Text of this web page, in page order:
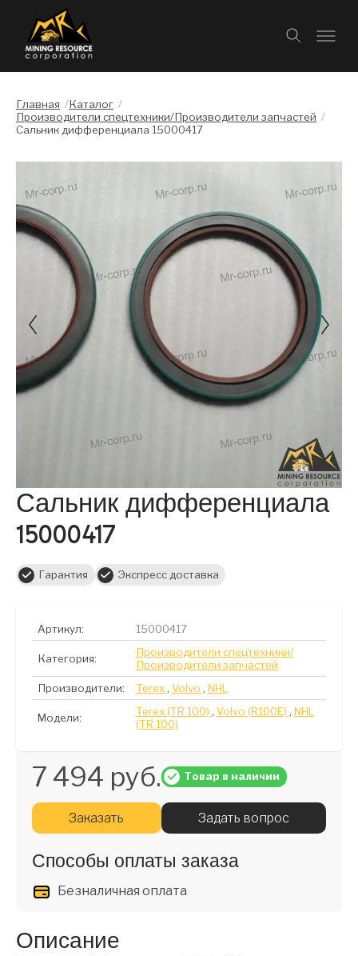
Главная /Каталог /
Производители спецтехники/Производители запчастей /
Сальник дифференциала 15000417
Сальник дифференциала
15000417
Гарантия Экспресс доставка
Артикул: 15000417
Категория:
Производители спецтехники/
Производители запчастей
Производители:
Terex , Volvo , NHL
Модели: Terex (TR 100) , Volvo (R100E) , NHL
(TR 100)
7 494 руб. Товар в наличии
Заказать Задать вопрос
Способы оплаты заказа
Безналичная оплата
Описание